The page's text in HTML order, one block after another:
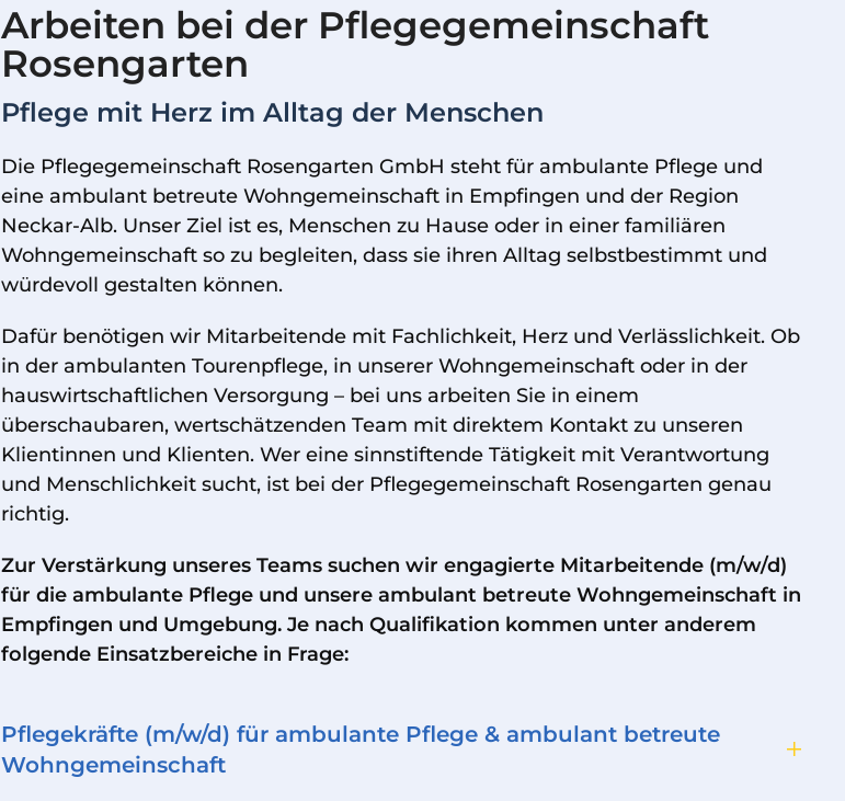
Arbeiten bei der Pflegegemeinschaft
Rosengarten
Pflege mit Herz im Alltag der Menschen
Die Pflegegemeinschaft Rosengarten GmbH steht für ambulante Pflege und
eine ambulant betreute Wohngemeinschaft in Empfingen und der Region
Neckar-Alb. Unser Ziel ist es, Menschen zu Hause oder in einer familiären
Wohngemeinschaft so zu begleiten, dass sie ihren Alltag selbstbestimmt und
würdevoll gestalten können.
Dafür benötigen wir Mitarbeitende mit Fachlichkeit, Herz und Verlässlichkeit. Ob
in der ambulanten Tourenpflege, in unserer Wohngemeinschaft oder in der
hauswirtschaftlichen Versorgung – bei uns arbeiten Sie in einem
überschaubaren, wertschätzenden Team mit direktem Kontakt zu unseren
Klientinnen und Klienten. Wer eine sinnstiftende Tätigkeit mit Verantwortung
und Menschlichkeit sucht, ist bei der Pflegegemeinschaft Rosengarten genau
richtig.
Zur Verstärkung unseres Teams suchen wir engagierte Mitarbeitende (m/w/d)
für die ambulante Pflege und unsere ambulant betreute Wohngemeinschaft in
Empfingen und Umgebung. Je nach Qualifikation kommen unter anderem
folgende Einsatzbereiche in Frage:
Pflegekräfte (m/w/d) für ambulante Pflege & ambulant betreute
Wohngemeinschaft